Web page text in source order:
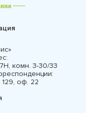
комн. 3-30/33
129, оф. 22